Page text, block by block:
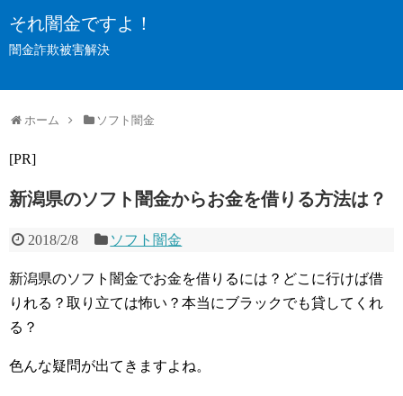
それ闇金ですよ！
闇金詐欺被害解決
ホーム ソフト闇金
[PR]
新潟県のソフト闇金からお金を借りる方法は？
2018/2/8 ソフト闇金
新潟県のソフト闇金でお金を借りるには？どこに行けば借
りれる？取り立ては怖い？本当にブラックでも貸してくれ
る？
色んな疑問が出てきますよね。